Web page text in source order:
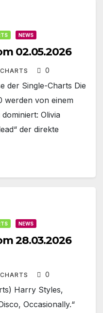
NEWS
02.05.2026
0
der Single-Charts Die
werden von einem
Olivia
der direkte
NEWS
28.03.2026
0
Harry Styles‚
Occasionally.“